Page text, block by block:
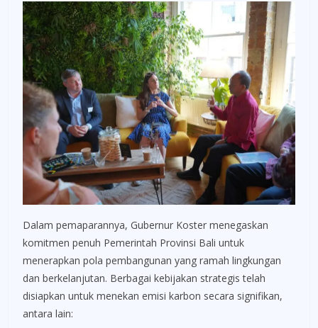
Dalam pemaparannya, Gubernur Koster menegaskan
komitmen penuh Pemerintah Provinsi Bali untuk
menerapkan pola pembangunan yang ramah lingkungan
dan berkelanjutan. Berbagai kebijakan strategis telah
disiapkan untuk menekan emisi karbon secara signifikan,
antara lain: